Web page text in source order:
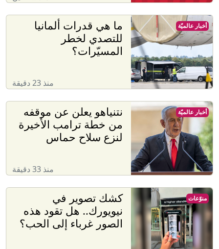
ما هي قدرات ألمانيا
للتصدي لخطر
المسيّرات؟
منذ 23 دقيقة
أخبار عالميّة
نتنياهو يعلن عن موقفه
من خطة ترامب الأخيرة
لنزع سلاح حماس
منذ 33 دقيقة
أخبار عالميّة
كشك تصوير في
نيويورك.. هل تقود هذه
الصور غرباء إلى الحب؟
منوّعات